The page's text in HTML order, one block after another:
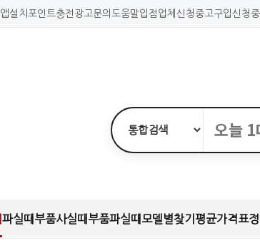
앱설치 포인트충전 광고문의 도움말입점업체신청중고구입신청
파실때 부품사실때 부품파실때 모델별찾기 평균가격표